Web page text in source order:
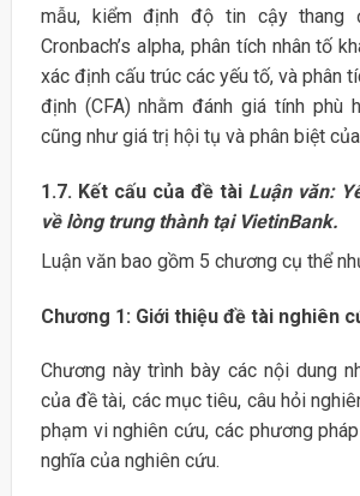
mẫu, kiểm định độ tin cậy thang
Cronbach’s alpha, phân tích nhân tố
xác định cấu trúc các yếu tố, và phân
định (CFA) nhằm đánh giá tính phù
cũng như giá trị hội tụ và phân biệt
1.7. Kết cấu của đề tài Luận văn:
về lòng trung thành tại VietinBank.
Luận văn bao gồm 5 chương cụ thể
Chương 1: Giới thiệu đề tài nghiên
Chương này trình bày các nội dung
của đề tài, các mục tiêu, câu hỏi
phạm vi nghiên cứu, các phương
nghĩa của nghiên cứu.